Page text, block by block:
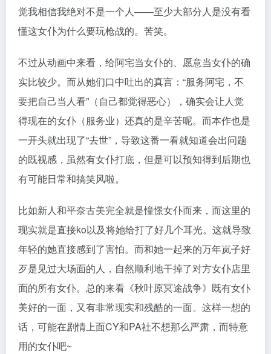
觉我相信我绝对不是一个人——至少大部分人是没有看
懂这女仆为什么要玩枪战的。苦笑。
不过从动画中来看，给阿宅当女仆的、愿意当女仆的确
实比较少。而从她们口中吐出的真言：“服务阿宅，不
要把自己当人看”（自己都觉得恶心），确实会让人觉
得现在的女仆（服务业）还真的是辛苦呢。而本作也是
一开头就出现了“去世”，导致这番一看就知道会出问题
的既视感，虽然有女仆打底，但是可以预知得到后期也
有可能日常和搞笑风啦。
比如新人和平奈古美完全就是憧憬女仆而来，而这里的
现实就是直接ko以及将她给打了好几个耳光。这就导致
年轻的她直接感到了害怕。而和她一起来的万年岚子好
歹是见过大场面的人，自然顺利地干掉了对方女仆店里
面的所有女仆。总的来看《秋叶原冥途战争》既有女仆
美好的一面，又有非常现实和残酷的一面。这样一想的
话，可能在剧情上面CY和PA社不想那么严肃，而特意
用的女仆吧~